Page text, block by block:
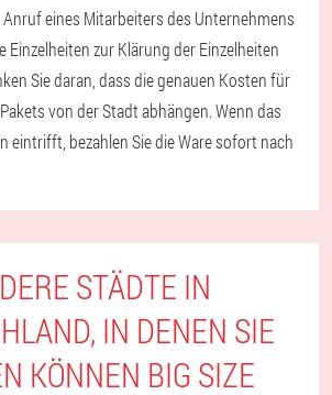
eines Mitarbeiters des Unternehmens
Einzelheiten zur Klärung der Einzelheiten
Sie daran, dass die genauen Kosten für
von der Stadt abhängen. Wenn das
eintrifft, bezahlen Sie die Ware sofort nach
STÄDTE IN
IN DENEN SIE
KÖNNEN BIG SIZE